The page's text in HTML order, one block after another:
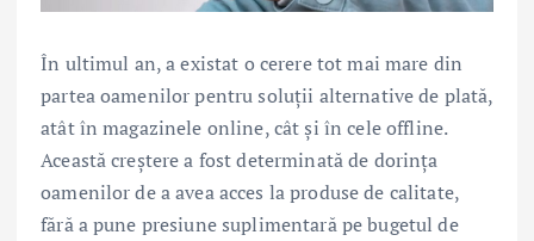
În ultimul an, a existat o cerere tot mai mare din
partea oamenilor pentru soluții alternative de plată,
atât în magazinele online, cât și în cele offline.
Această creștere a fost determinată de dorința
oamenilor de a avea acces la produse de calitate,
fără a pune presiune suplimentară pe bugetul de